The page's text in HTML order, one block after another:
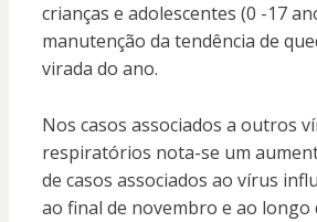
crianças e adolescentes (0 -17
manutenção da tendência de
virada do ano.
Nos casos associados a outros
respiratórios nota-se um
de casos associados ao vírus
ao final de novembro e ao longo